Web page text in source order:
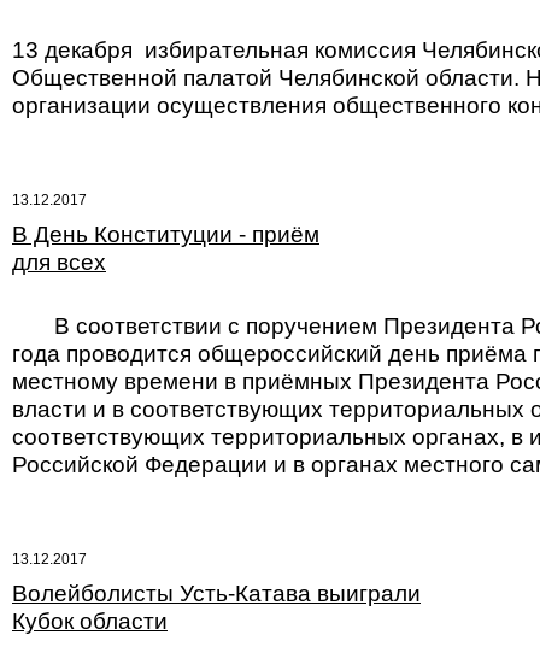
13 декабря избирательная комиссия
Общественной палатой Челябинской области.
организации осуществления общественного
13.12.2017
В День Конституции - приём
для всех
В соответствии с поручением Президента
года проводится общероссийский день
местному времени в приёмных Президента
власти и в соответствующих
соответствующих территориальных органах, в
Российской Федерации и в органах местного
13.12.2017
Волейболисты Усть-Катава выиграли
Кубок области